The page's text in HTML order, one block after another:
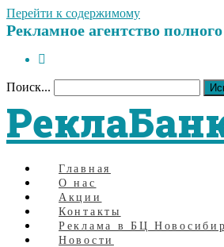
Перейти к содержимому
Рекламное агентство
Поиск...
Главная
О нас
Акции
Контакты
Реклама в БЦ
Новости